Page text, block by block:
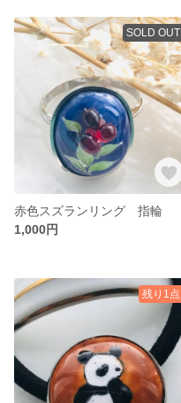
SOLD OUT
赤色スズランリング 指輪
1,000円
残り1点